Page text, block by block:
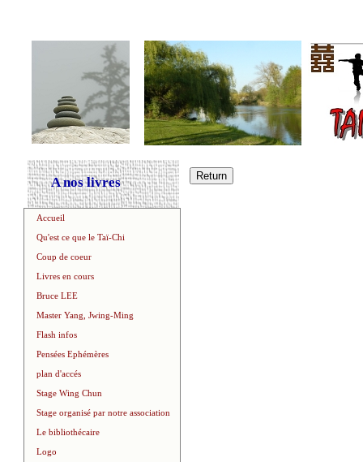
A nos livres
Accueil
Qu'est ce que le Taï-Chi
Coup de coeur
Livres en cours
Bruce LEE
Master Yang, Jwing-Ming
Flash infos
Pensées Ephémères
plan d'accés
Stage Wing Chun
Stage organisé par notre association
Le bibliothécaire
Logo